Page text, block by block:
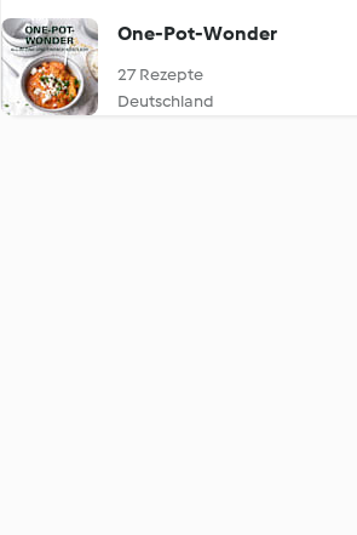
One-Pot-Wonder
27 Rezepte
Deutschland